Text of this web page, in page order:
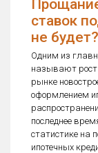
ставок
не будет?
Одним из
называют рост
рынке
оформлением
последнее
статистике на
ипотечных